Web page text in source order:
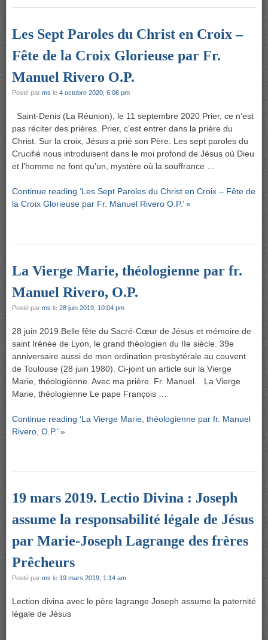
Les Sept Paroles du Christ en Croix –
Fête de la Croix Glorieuse par Fr.
Manuel Rivero O.P.
Posté par ms le 4 octobre 2020, 6:06 pm
Saint-Denis (La Réunion), le 11 septembre 2020 Prier, ce n’est
pas réciter des prières. Prier, c’est entrer dans la prière du
Christ. Sur la croix, Jésus a prié son Père. Les sept paroles du
Crucifié nous introduisent dans le moi profond de Jésus où Dieu
et l’homme ne font qu’un, mystère où la souffrance …
Continue reading ‘Les Sept Paroles du Christ en Croix – Fête de
la Croix Glorieuse par Fr. Manuel Rivero O.P.’ »
La Vierge Marie, théologienne par fr.
Manuel Rivero, O.P.
Posté par ms le 28 juin 2019, 10:04 pm
28 juin 2019 Belle fête du Sacré-Cœur de Jésus et mémoire de
saint Irénée de Lyon, le grand théologien du IIe siècle. 39e
anniversaire aussi de mon ordination presbytérale au couvent
de Toulouse (28 juin 1980). Ci-joint un article sur la Vierge
Marie, théologienne. Avec ma prière. Fr. Manuel. La Vierge
Marie, théologienne Le pape François …
Continue reading ‘La Vierge Marie, théologienne par fr. Manuel
Rivero, O.P.’ »
19 mars 2019. Lectio Divina : Joseph
assume la responsabilité légale de Jésus
par Marie-Joseph Lagrange des frères
Prêcheurs
Posté par ms le 19 mars 2019, 1:14 am
Lection divina avec le père lagrange Joseph assume la paternité
légale de Jésus